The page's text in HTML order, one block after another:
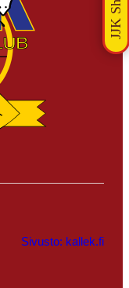
Sivusto: kallek.fi